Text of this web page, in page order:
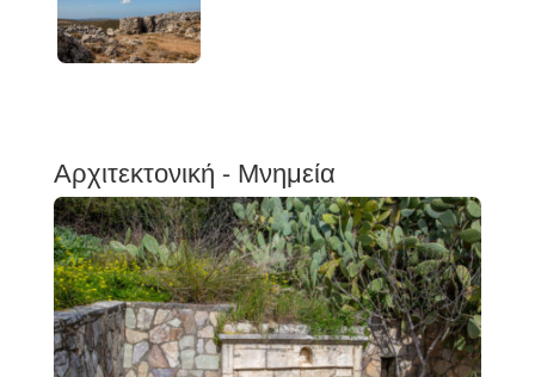
Αρχιτεκτονική - Μνημεία